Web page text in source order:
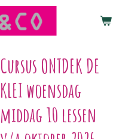
Cursus ONTDEK DE
KLEI woensdag
middag 10 lessen